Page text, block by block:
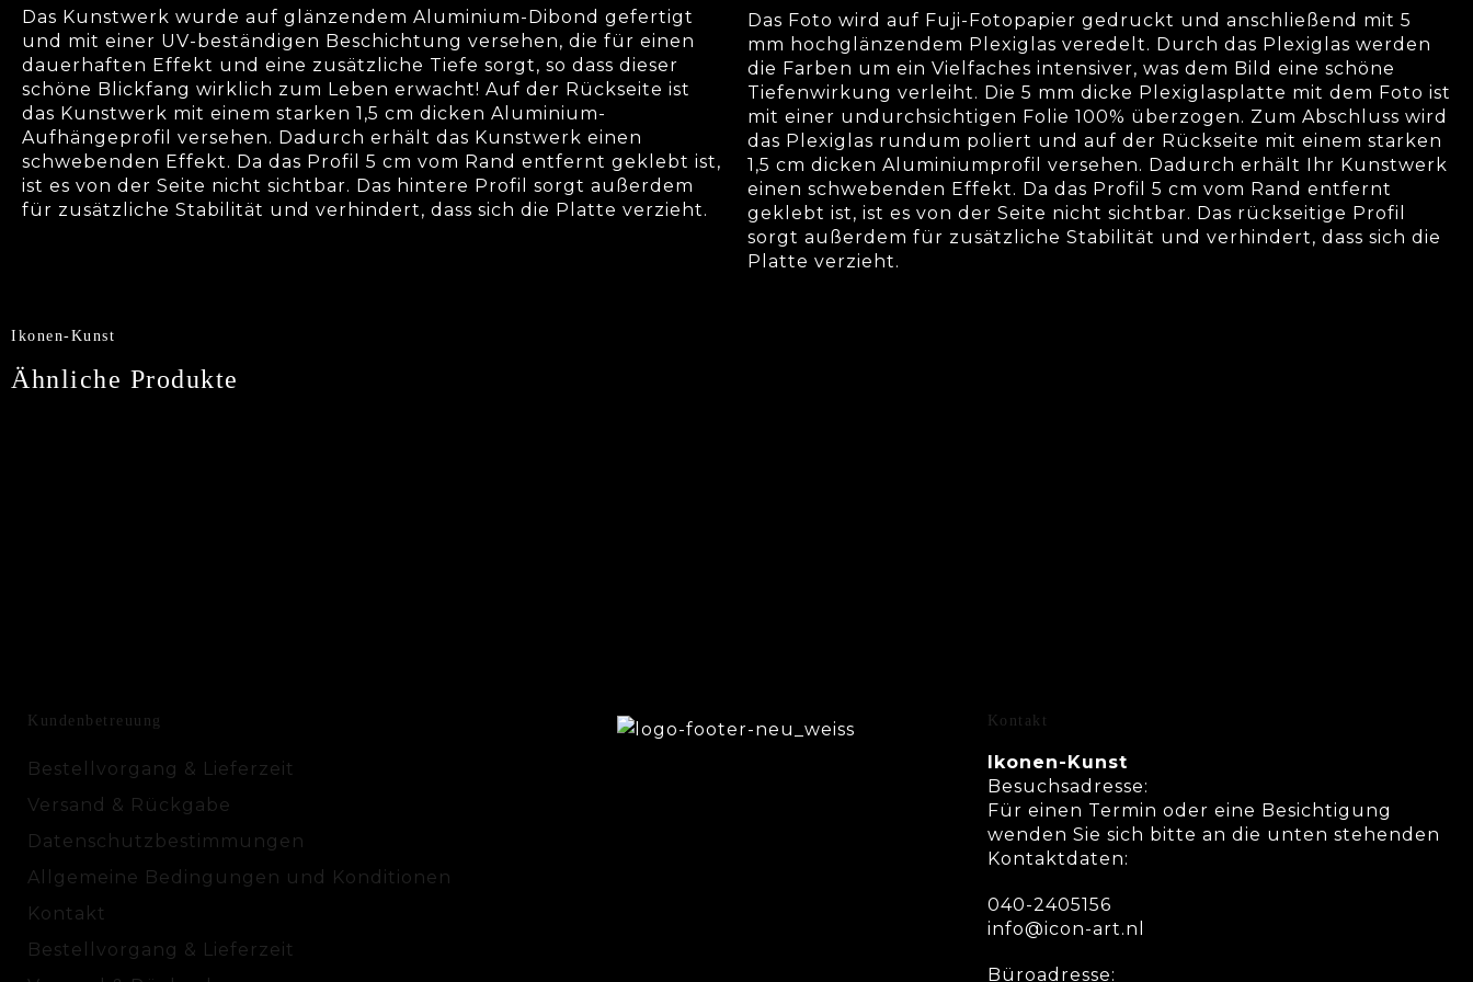
Das Kunstwerk wurde auf glänzendem Aluminium-Dibond gefertigt
und mit einer UV-beständigen Beschichtung versehen, die für einen
dauerhaften Effekt und eine zusätzliche Tiefe sorgt, so dass dieser
schöne Blickfang wirklich zum Leben erwacht! Auf der Rückseite ist
das Kunstwerk mit einem starken 1,5 cm dicken Aluminium-
Aufhängeprofil versehen. Dadurch erhält das Kunstwerk einen
schwebenden Effekt. Da das Profil 5 cm vom Rand entfernt geklebt ist,
ist es von der Seite nicht sichtbar. Das hintere Profil sorgt außerdem
für zusätzliche Stabilität und verhindert, dass sich die Platte verzieht.
Das Foto wird auf Fuji-Fotopapier gedruckt und anschließend mit 5
mm hochglänzendem Plexiglas veredelt. Durch das Plexiglas werden
die Farben um ein Vielfaches intensiver, was dem Bild eine schöne
Tiefenwirkung verleiht. Die 5 mm dicke Plexiglasplatte mit dem Foto ist
mit einer undurchsichtigen Folie 100% überzogen. Zum Abschluss wird
das Plexiglas rundum poliert und auf der Rückseite mit einem starken
1,5 cm dicken Aluminiumprofil versehen. Dadurch erhält Ihr Kunstwerk
einen schwebenden Effekt. Da das Profil 5 cm vom Rand entfernt
geklebt ist, ist es von der Seite nicht sichtbar. Das rückseitige Profil
sorgt außerdem für zusätzliche Stabilität und verhindert, dass sich die
Platte verzieht.
Ikonen-Kunst
Ähnliche Produkte
Kundenbetreuung
Bestellvorgang & Lieferzeit
Versand & Rückgabe
Datenschutzbestimmungen
Allgemeine Bedingungen und Konditionen
Kontakt
Bestellvorgang & Lieferzeit
Kontakt
Ikonen-Kunst
Besuchsadresse:
Für einen Termin oder eine Besichtigung
wenden Sie sich bitte an die unten stehenden
Kontaktdaten:
040-2405156
info@icon-art.nl
Büroadresse: